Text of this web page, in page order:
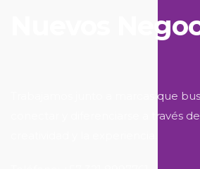
Nuevos
Trabajamos junto a marcas que
conectar y diferenciarse a través